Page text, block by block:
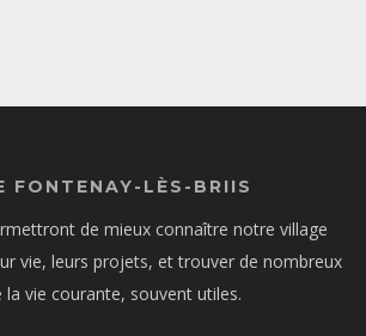
FONTENAY-LÈS-BRIIS
de mieux connaître notre village
vie, leurs projets, et trouver de nombreux
vie courante, souvent utiles.